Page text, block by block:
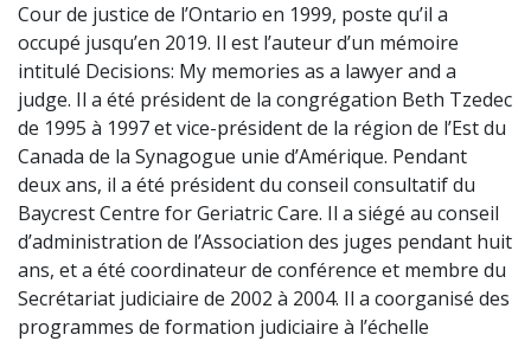
Cour de justice de l’Ontario en 1999, poste qu’il a
occupé jusqu’en 2019. Il est l’auteur d’un mémoire
intitulé Decisions: My memories as a lawyer and a
judge. Il a été président de la congrégation Beth Tzedec
de 1995 à 1997 et vice-président de la région de l’Est du
Canada de la Synagogue unie d’Amérique. Pendant
deux ans, il a été président du conseil consultatif du
Baycrest Centre for Geriatric Care. Il a siégé au conseil
d’administration de l’Association des juges pendant huit
ans, et a été coordinateur de conférence et membre du
Secrétariat judiciaire de 2002 à 2004. Il a coorganisé des
programmes de formation judiciaire à l’échelle